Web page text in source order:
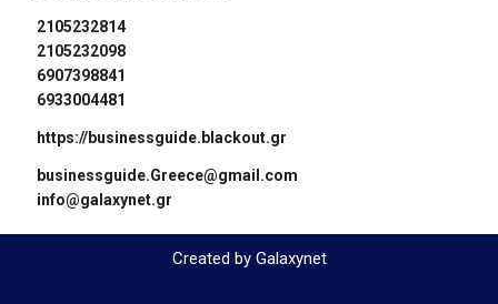
2105232814
2105232098
6907398841
6933004481
https://businessguide.blackout.gr
businessguide.Greece@gmail.com
info@galaxynet.gr
Created by Galaxynet